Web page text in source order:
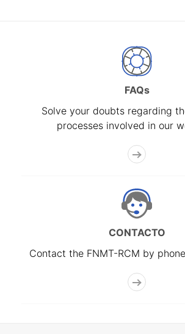
FAQs
Solve your doubts regarding
processes involved in our
CONTACTO
Contact the FNMT-RCM by